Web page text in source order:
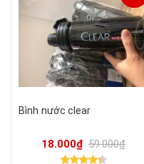
Bình nước clear
18.000₫ 59.000₫